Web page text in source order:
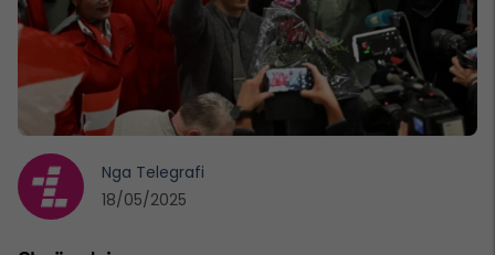
Nga Telegrafi
18/05/2025